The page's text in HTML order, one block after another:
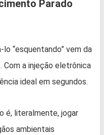
Parado
“esquentando” vem da
a injeção eletrônica
ideal em segundos.
é, literalmente, jogar
ambientais